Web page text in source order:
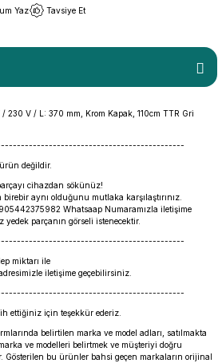
Yaz Tavsiye Et
/ 230 V / L: 370 mm, Krom Kapak, 110cm TTR Gri
değildir.
cihazdan sökünüz!
aynı olduğunu mutlaka karşılaştırınız.
Whatsaap Numaramızla iletişime
yedek parçanın görseli istenecektir.
miktarı ile
iletişime geçebilirsiniz.
ettiğiniz için teşekkür ederiz.
belirtilen marka ve model adları, satılmakta
ve modelleri belirtmek ve müşteriyi doğru
Gösterilen bu ürünler bahsi geçen markaların orijinal